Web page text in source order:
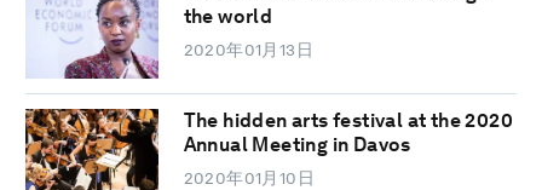
the world
2020年01月13日
The hidden arts festival at the 2020
Annual Meeting in Davos
2020年01月10日